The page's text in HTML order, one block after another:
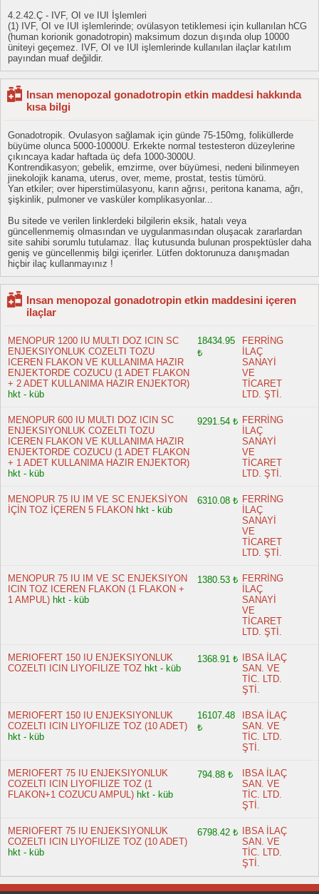
4.2.42.Ç - IVF, OI ve IUI İşlemleri
(1) IVF, OI ve IUI işlemlerinde; ovülasyon tetiklemesi için kullanılan hCG
(human korionik gonadotropin) maksimum dozun dışında olup 10000
üniteyi geçemez. IVF, OI ve IUI işlemlerinde kullanılan ilaçlar katılım
payından muaf değildir.
Insan menopozal gonadotropin etkin maddesi hakkında
kısa bilgi
Gonadotropik. Ovulasyon sağlamak için günde 75-150mg, foliküllerde
büyüme olunca 5000-10000U. Erkekte normal testesteron düzeylerine
çıkıncaya kadar haftada üç defa 1000-3000U.
Kontrendikasyon; gebelik, emzirme, over büyümesi, nedeni bilinmeyen
jinekolojik kanama, uterus, over, meme, prostat, testis tümörü.
Yan etkiler; over hiperstimülasyonu, karın ağrısı, peritona kanama, ağrı,
şişkinlik, pulmoner ve vasküler komplikasyonlar...
Bu sitede ve verilen linklerdeki bilgilerin eksik, hatalı veya
güncellenmemiş olmasından ve uygulanmasından oluşacak zararlardan
site sahibi sorumlu tutulamaz. İlaç kutusunda bulunan prospektüsler daha
geniş ve güncellenmiş bilgi içerirler. Lütfen doktorunuza danışmadan
hiçbir ilaç kullanmayınız !
Insan menopozal gonadotropin etkin maddesini içeren
ilaçlar
MENOPUR 1200 IU MULTI DOZ ICIN SC
ENJEKSIYONLUK COZELTI TOZU
ICEREN FLAKON VE KULLANIMA HAZIR
ENJEKTORDE COZUCU (1 ADET FLAKON
+ 2 ADET KULLANIMA HAZIR ENJEKTOR)
hkt - küb
18434.95
₺
FERRİNG
İLAÇ
SANAYİ
VE
TİCARET
LTD. ŞTİ.
MENOPUR 600 IU MULTI DOZ ICIN SC
ENJEKSIYONLUK COZELTI TOZU
ICEREN FLAKON VE KULLANIMA HAZIR
ENJEKTORDE COZUCU (1 ADET FLAKON
+ 1 ADET KULLANIMA HAZIR ENJEKTOR)
hkt - küb
9291.54 ₺ FERRİNG
İLAÇ
SANAYİ
VE
TİCARET
LTD. ŞTİ.
MENOPUR 75 IU IM VE SC ENJEKSİYON
İÇİN TOZ İÇEREN 5 FLAKON hkt - küb
6310.08 ₺ FERRİNG
İLAÇ
SANAYİ
VE
TİCARET
LTD. ŞTİ.
MENOPUR 75 IU IM VE SC ENJEKSIYON
ICIN TOZ ICEREN FLAKON (1 FLAKON +
1 AMPUL) hkt - küb
1380.53 ₺ FERRİNG
İLAÇ
SANAYİ
VE
TİCARET
LTD. ŞTİ.
MERIOFERT 150 IU ENJEKSIYONLUK
COZELTI ICIN LIYOFILIZE TOZ hkt - küb
1368.91 ₺
IBSA İLAÇ
SAN. VE
TİC. LTD.
ŞTİ.
MERIOFERT 150 IU ENJEKSIYONLUK
COZELTI ICIN LIYOFILIZE TOZ (10 ADET)
hkt - küb
16107.48
₺
IBSA İLAÇ
SAN. VE
TİC. LTD.
ŞTİ.
MERIOFERT 75 IU ENJEKSIYONLUK
COZELTI ICIN LIYOFILIZE TOZ (1
FLAKON+1 COZUCU AMPUL) hkt - küb
794.88 ₺
IBSA İLAÇ
SAN. VE
TİC. LTD.
ŞTİ.
MERIOFERT 75 IU ENJEKSIYONLUK
COZELTI ICIN LIYOFILIZE TOZ (10 ADET)
hkt - küb
6798.42 ₺
IBSA İLAÇ
SAN. VE
TİC. LTD.
ŞTİ.